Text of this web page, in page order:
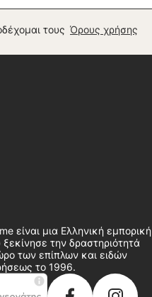
τους Όρους χρήσης
είναι μια Ελληνική εμπορική
ξεκίνησε την δραστηριότητά
των επίπλων και ειδών
το 1996.